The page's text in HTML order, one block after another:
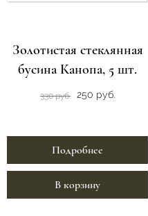
Золотистая стеклянная
бусина Канопа, 5 шт.
330 руб. 250 руб.
Подробнее
В корзину